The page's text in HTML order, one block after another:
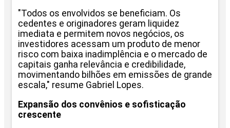
"Todos os envolvidos se beneficiam. Os
cedentes e originadores geram liquidez
imediata e permitem novos negócios, os
investidores acessam um produto de menor
risco com baixa inadimplência e o mercado de
capitais ganha relevância e credibilidade,
movimentando bilhões em emissões de grande
escala," resume Gabriel Lopes.
Expansão dos convênios e sofisticação
crescente